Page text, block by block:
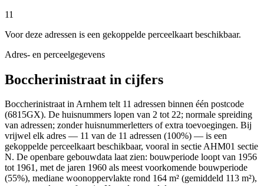
11
Voor deze adressen is een gekoppelde perceelkaart beschikbaar.
Adres- en perceelgegevens
Boccherinistraat in cijfers
Boccherinistraat in Arnhem telt 11 adressen binnen één postcode
(6815GX). De huisnummers lopen van 2 tot 22; normale spreiding
van adressen; zonder huisnummerletters of extra toevoegingen. Bij
vrijwel elk adres — 11 van de 11 adressen (100%) — is een
gekoppelde perceelkaart beschikbaar, vooral in sectie AHM01 sectie
N. De openbare gebouwdata laat zien: bouwperiode loopt van 1956
tot 1961, met de jaren 1960 als meest voorkomende bouwperiode
(55%), mediane woonoppervlakte rond 164 m² (gemiddeld 113 m²),